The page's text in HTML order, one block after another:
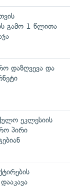
გამო 1 წლითა
დაზღვევა და
ეკლესიის
პირი